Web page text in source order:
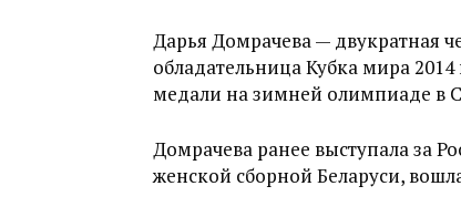
Дарья Домрачева — двукратная
обладательница Кубка мира
медали на зимней олимпиаде в
Домрачева ранее выступала за
женской сборной Беларуси,